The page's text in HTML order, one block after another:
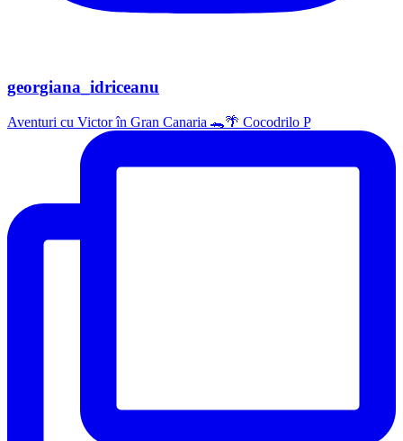
georgiana_idriceanu
Aventuri cu Victor în Gran Canaria 🐊🌴 Cocodrilo P